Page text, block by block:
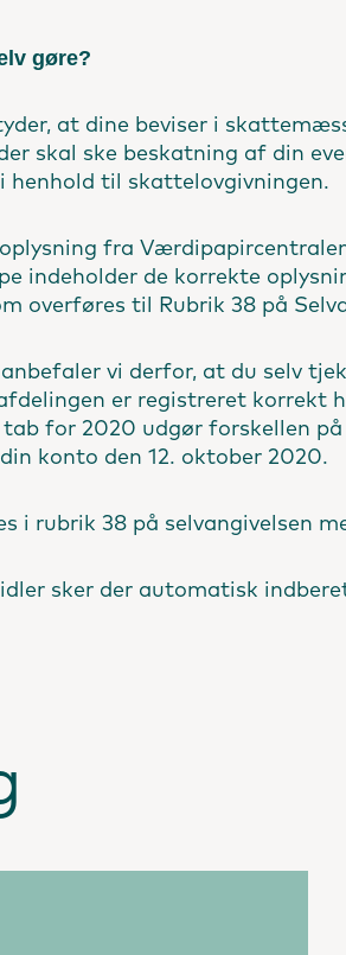
gøre?
at dine beviser i
skal ske beskatning af din
henhold til skattelovgivningen.
fra
indeholder de korrekte
overføres til Rubrik 38 på
vi derfor, at du selv
er registreret korrekt
for 2020 udgør forskellen
konto den 12. oktober 2020.
i rubrik 38 på selvangivelsen
sker der automatisk